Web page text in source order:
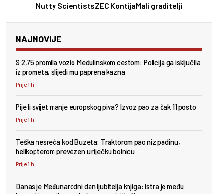
Nutty ScientistsZEC KontijaMali graditelji
NAJNOVIJE
S 2,75 promila vozio Medulinskom cestom: Policija ga isključila
iz prometa, slijedi mu paprena kazna
Prije 1 h
Pije li svijet manje europskog piva? Izvoz pao za čak 11 posto
Prije 1 h
Teška nesreća kod Buzeta: Traktorom pao niz padinu,
helikopterom prevezen u riječku bolnicu
Prije 1 h
Danas je Međunarodni dan ljubitelja knjiga: Istra je među